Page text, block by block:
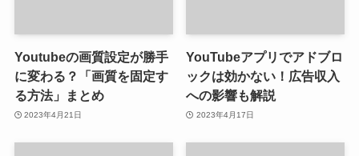
Youtubeの画質設定が勝手
に変わる？「画質を固定す
る方法」まとめ
2023年4月21日
YouTubeアプリでアドブロ
ックは効かない！広告収入
への影響も解説
2023年4月17日